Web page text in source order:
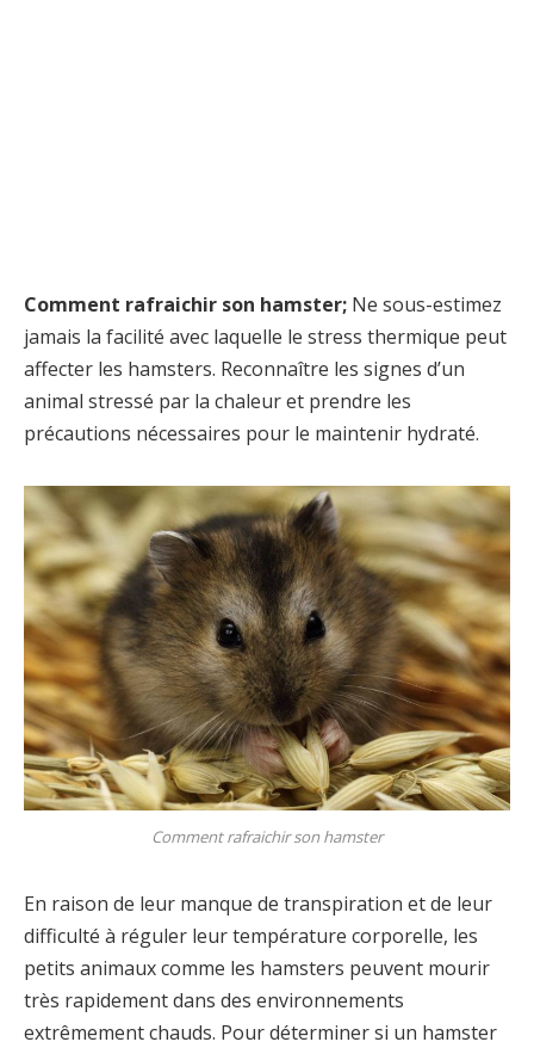
Comment rafraichir son hamster; Ne sous-estimez
jamais la facilité avec laquelle le stress thermique peut
affecter les hamsters. Reconnaître les signes d’un
animal stressé par la chaleur et prendre les
précautions nécessaires pour le maintenir hydraté.
Comment rafraichir son hamster
En raison de leur manque de transpiration et de leur
difficulté à réguler leur température corporelle, les
petits animaux comme les hamsters peuvent mourir
très rapidement dans des environnements
extrêmement chauds. Pour déterminer si un hamster